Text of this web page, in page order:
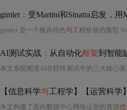
gimlet ： 受Martini和Sinatra启发，用
gimlet 是一个极具特色与工程价值的微型
AI测试实战 ： 从自动化框架到智能
本文系统阐述AI在软件测试中的三大核心
【信息科学与工程学】【运营科学
本文构建了面向数据中心网络运营的资源